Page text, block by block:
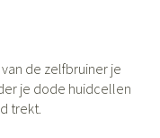
de zelfbruiner je
je dode huidcellen
trekt.